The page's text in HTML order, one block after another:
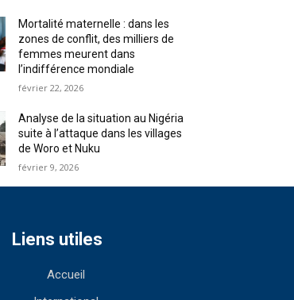
Mortalité maternelle : dans les
zones de conflit, des milliers de
femmes meurent dans
l’indifférence mondiale
février 22, 2026
Analyse de la situation au Nigéria
suite à l’attaque dans les villages
de Woro et Nuku
février 9, 2026
Liens utiles
Accueil